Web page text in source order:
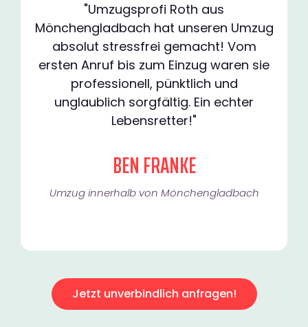
"Umzugsprofi Roth aus
Mönchengladbach hat unseren Umzug
absolut stressfrei gemacht! Vom
ersten Anruf bis zum Einzug waren sie
professionell, pünktlich und
unglaublich sorgfältig. Ein echter
Lebensretter!"
BEN FRANKE
Umzug innerhalb von Mönchengladbach​
Jetzt unverbindlich anfragen!